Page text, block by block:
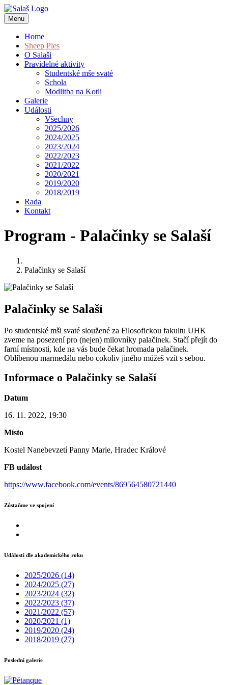
Menu
Home
Sheep Ples
O Salaši
Pravidelné aktivity
Studentské mše svaté
Schola
Modlitba na Kotli
Galerie
Události
Všechny
2025/2026
2024/2025
2023/2024
2022/2023
2021/2022
2020/2021
2019/2020
2018/2019
Rada
Kontakt
Program - Palačinky se Salaší
Palačinky se Salaší
Palačinky se Salaší
Po studentské mši svaté sloužené za Filosofickou fakultu UHK
zveme na posezení pro (nejen) milovníky palačinek. Stačí přejít do
farní místnosti, kde na vás bude čekat hromada palačinek.
Oblíbenou marmedálu nebo cokoliv jiného můžeš vzít s sebou.
Informace o Palačinky se Salaší
Datum
16. 11. 2022, 19:30
Místo
Kostel Nanebevzetí Panny Marie, Hradec Králové
FB událost
https://www.facebook.com/events/869564580721440
Zůstaňme ve spojení
Události dle akademického roku
2025/2026 (14)
2024/2025 (27)
2023/2024 (32)
2022/2023 (37)
2021/2022 (57)
2020/2021 (1)
2019/2020 (24)
2018/2019 (27)
Poslední galerie